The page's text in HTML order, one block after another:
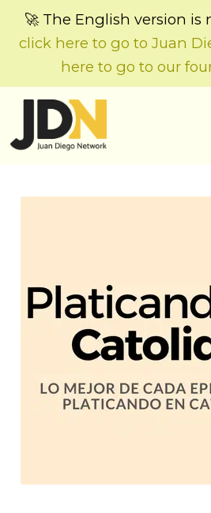
🚀 The English version is
click here to go to Juan
here to go to our